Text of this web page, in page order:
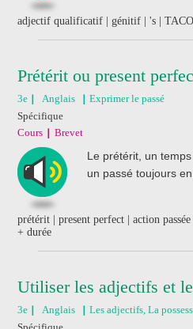
adjectif qualificatif | génitif | 's |
Prétérit ou present
3e Anglais
Exprimer le passé
Spécifique
Cours
Brevet
Le prétérit, un
un passé toujours
prétérit | present perfect | action
+ durée
Utiliser les adjectifs et
3e Anglais
Les adjectifs, La